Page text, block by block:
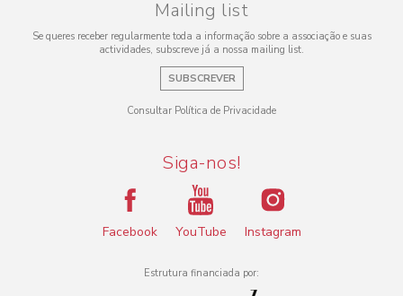
Mailing list
Se queres receber regularmente toda a informação sobre a associação e suas
actividades, subscreve já a nossa mailing list.
SUBSCREVER
Consultar Política de Privacidade
Siga-nos!
Facebook YouTube Instagram
Estrutura financiada por: